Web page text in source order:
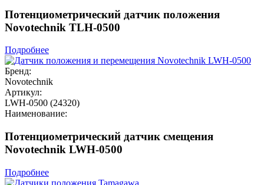
Потенциометрический датчик положения
Novotechnik TLH-0500
Подробнее
Бренд:
Novotechnik
Артикул:
LWH-0500 (24320)
Наименование:
Потенциометрический датчик смещения
Novotechnik LWH-0500
Подробнее